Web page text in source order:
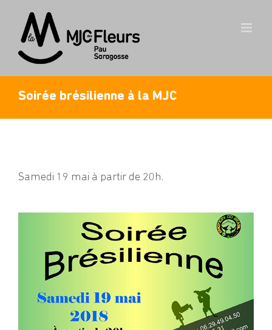
content
Soirée brésilienne à la MJC
Samedi 19 mai à partir de 20h.